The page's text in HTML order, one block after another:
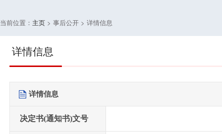
当前位置： 主页 > 事后公开 > 详情信息
详情信息
详情信息
决定书(通知书)文号